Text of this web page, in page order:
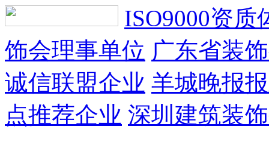
ISO9000资质
饰会理事单位 广东省装
诚信联盟企业 羊城晚报
点推荐企业 深圳建筑装